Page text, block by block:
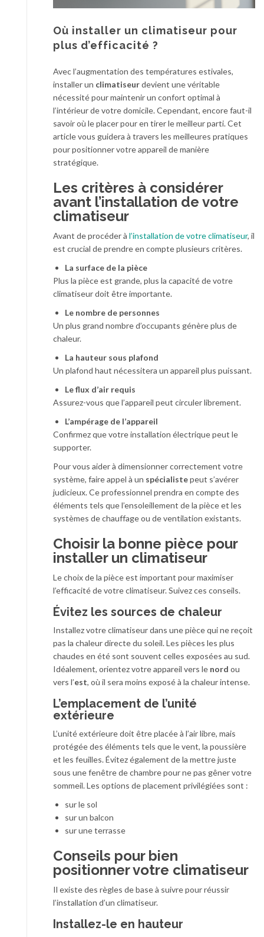
Où installer un climatiseur pour
plus d’efficacité ?
Avec l’augmentation des températures estivales,
installer un climatiseurdevient une véritable
nécessité pour maintenir un confort optimal à
l’intérieur de votre domicile. Cependant, encore faut-il
savoir où le placer pour en tirer le meilleur parti. Cet
article vous guidera à travers les meilleures pratiques
pour positionner votre appareil de manière
stratégique.
Les critères à considérer
avant l’installation de votre
climatiseur
Avant de procéder à l’installation de votre climatiseur, il
est crucial de prendre en compte plusieurs critères.
La surface de la pièce
Plus la pièce est grande, plus la capacité de votre
climatiseur doit être importante.
Le nombre de personnes
Un plus grand nombre d’occupants génère plus de
chaleur.
La hauteur sous plafond
Un plafond haut nécessitera un appareil plus puissant.
Le flux d’air requis
Assurez-vous que l’appareil peut circuler librement.
L’ampérage de l’appareil
Confirmez que votre installation électrique peut le
supporter.
Pour vous aider à dimensionner correctement votre
système, faire appel à un spécialistepeut s’avérer
judicieux. Ce professionnel prendra en compte des
éléments tels que l’ensoleillement de la pièce et les
systèmes de chauffage ou de ventilation existants.
Choisir la bonne pièce pour
installer un climatiseur
Le choix de la pièce est important pour maximiser
l’efficacité de votre climatiseur. Suivez ces conseils.
Évitez les sources de chaleur
Installez votre climatiseur dans une pièce qui ne reçoit
pas la chaleur directe du soleil. Les pièces les plus
chaudes en été sont souvent celles exposées au sud.
Idéalement, orientez votre appareil vers le nord ou
vers l’est, où il sera moins exposé à la chaleur intense.
L’emplacement de l’unité
extérieure
L’unité extérieure doit être placée à l’air libre, mais
protégée des éléments tels que le vent, la poussière
et les feuilles. Évitez également de la mettre juste
sous une fenêtre de chambre pour ne pas gêner votre
sommeil. Les options de placement privilégiées sont :
sur le sol
sur un balcon
sur une terrasse
Conseils pour bien
positionner votre climatiseur
Il existe des règles de base à suivre pour réussir
l’installation d’un climatiseur.
Installez-le en hauteur